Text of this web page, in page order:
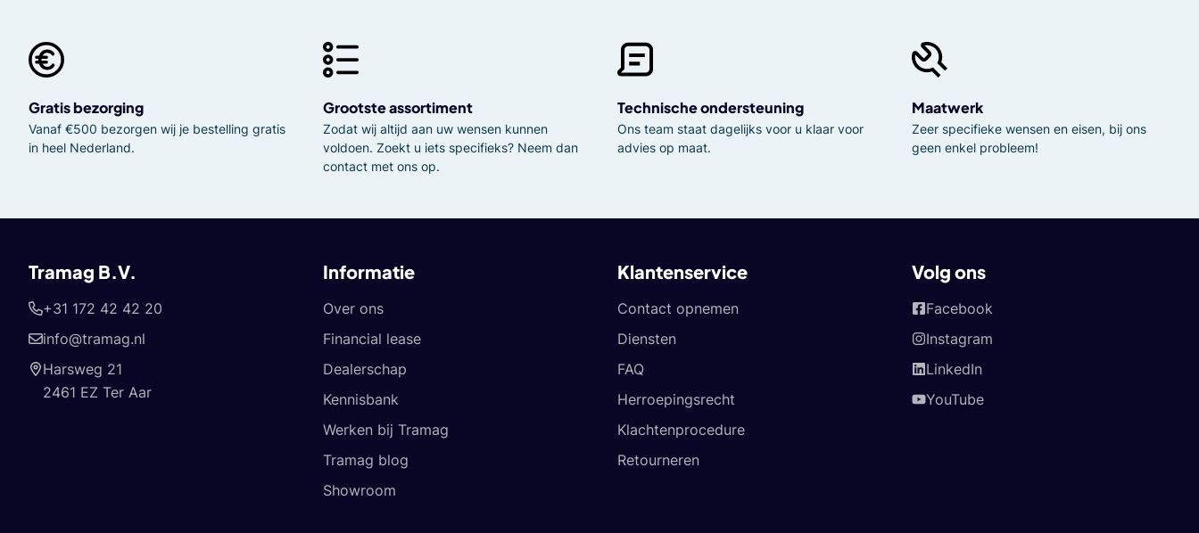
Gratis bezorging
Vanaf €500 bezorgen wij je bestelling gratis
in heel Nederland.
Grootste assortiment
Zodat wij altijd aan uw wensen kunnen
voldoen. Zoekt u iets specifieks? Neem dan
contact met ons op.
Technische ondersteuning
Ons team staat dagelijks voor u klaar voor
advies op maat.
Maatwerk
Zeer specifieke wensen en eisen, bij ons
geen enkel probleem!
Tramag B.V.
+31 172 42 42 20
info@tramag.nl
Harsweg 21
2461 EZ Ter Aar
Informatie
Over ons
Financial lease
Dealerschap
Kennisbank
Werken bij Tramag
Tramag blog
Showroom
Klantenservice
Contact opnemen
Diensten
FAQ
Herroepingsrecht
Klachtenprocedure
Retourneren
Volg ons
Facebook
Instagram
LinkedIn
YouTube